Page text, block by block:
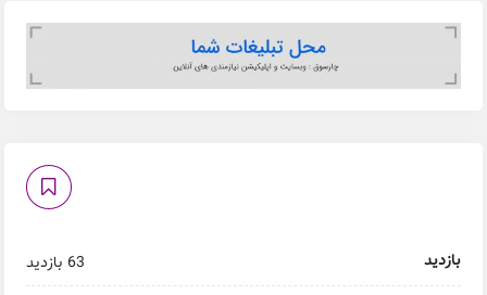
بازدید 63 بازدید